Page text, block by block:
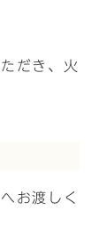
だき、火
お渡しく